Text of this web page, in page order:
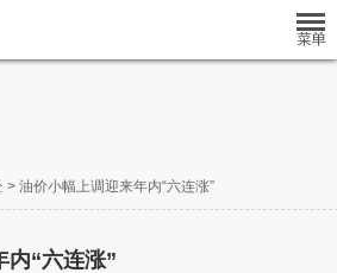
> 油价小幅上调迎来年内“六连涨”
内“六连涨”